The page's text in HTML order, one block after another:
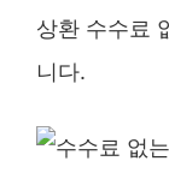
상환 수수료
니다.